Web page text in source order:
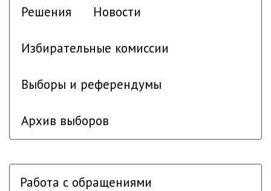
Решения Новости
Избирательные комиссии
Выборы и референдумы
Архив выборов
Работа с обращениями